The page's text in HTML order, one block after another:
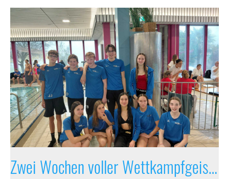
Zwei Wochen voller Wettkampfgeist, Gemeinschaft und Flexibilität